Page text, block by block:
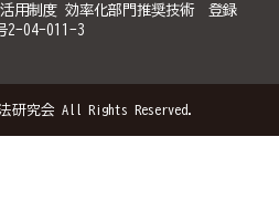
用制度 効率化部門推奨技術 登録
2-04-011-3
研究会 All Rights Reserved.